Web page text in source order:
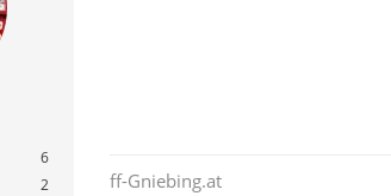
6
2
ff-Gniebing.at